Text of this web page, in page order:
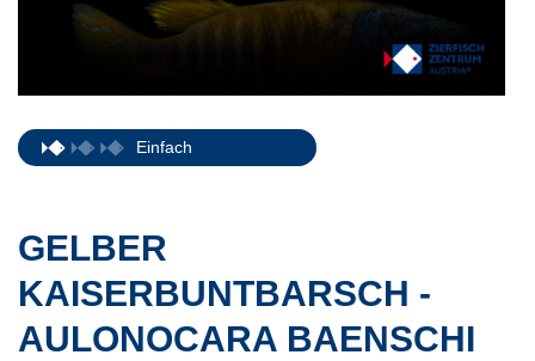
Einfach
GELBER
KAISERBUNTBARSCH -
AULONOCARA BAENSCHI